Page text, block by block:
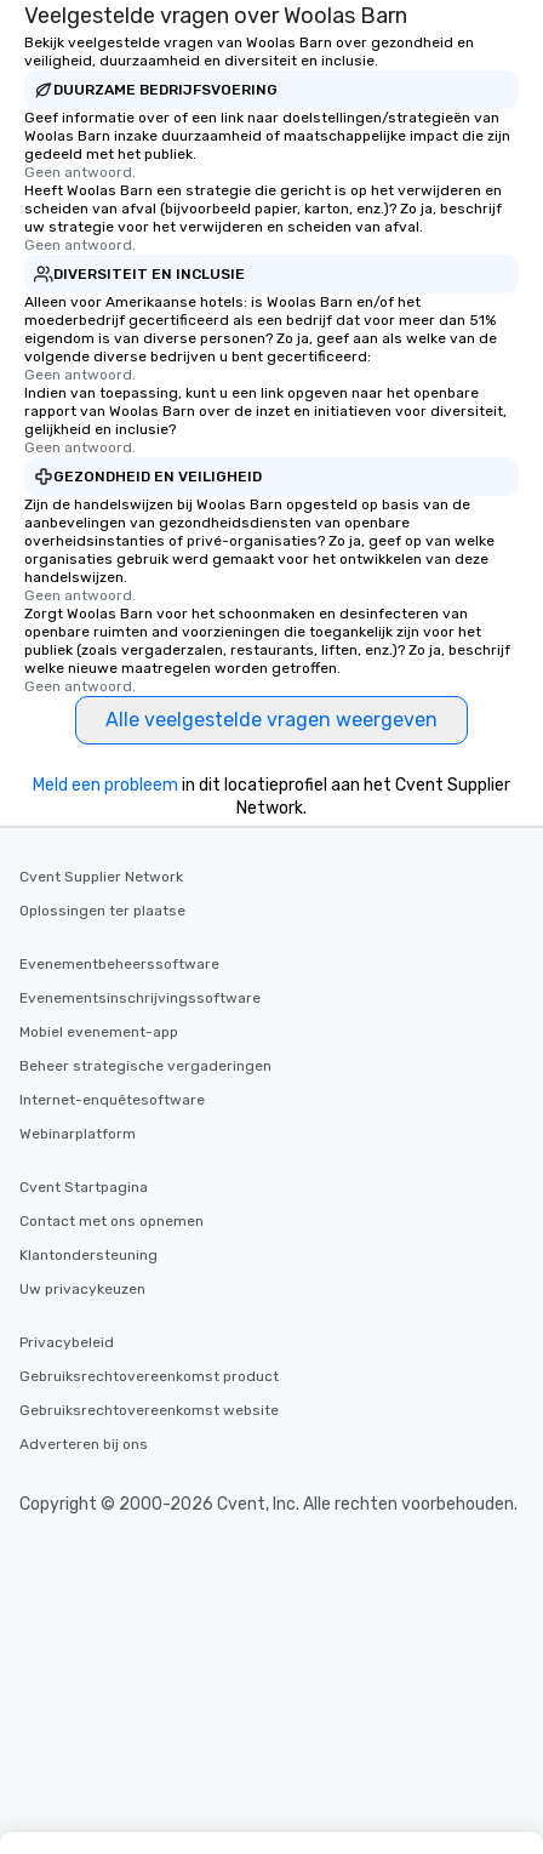
Veelgestelde vragen over Woolas Barn
Bekijk veelgestelde vragen van Woolas Barn over gezondheid en
veiligheid, duurzaamheid en diversiteit en inclusie.
DUURZAME BEDRIJFSVOERING
Geef informatie over of een link naar doelstellingen/strategieën van
Woolas Barn inzake duurzaamheid of maatschappelijke impact die zijn
gedeeld met het publiek.
Geen antwoord.
Heeft Woolas Barn een strategie die gericht is op het verwijderen en
scheiden van afval (bijvoorbeeld papier, karton, enz.)? Zo ja, beschrijf
uw strategie voor het verwijderen en scheiden van afval.
Geen antwoord.
DIVERSITEIT EN INCLUSIE
Alleen voor Amerikaanse hotels: is Woolas Barn en/of het
moederbedrijf gecertificeerd als een bedrijf dat voor meer dan 51%
eigendom is van diverse personen? Zo ja, geef aan als welke van de
volgende diverse bedrijven u bent gecertificeerd:
Geen antwoord.
Indien van toepassing, kunt u een link opgeven naar het openbare
rapport van Woolas Barn over de inzet en initiatieven voor diversiteit,
gelijkheid en inclusie?
Geen antwoord.
GEZONDHEID EN VEILIGHEID
Zijn de handelswijzen bij Woolas Barn opgesteld op basis van de
aanbevelingen van gezondheidsdiensten van openbare
overheidsinstanties of privé-organisaties? Zo ja, geef op van welke
organisaties gebruik werd gemaakt voor het ontwikkelen van deze
handelswijzen.
Geen antwoord.
Zorgt Woolas Barn voor het schoonmaken en desinfecteren van
openbare ruimten and voorzieningen die toegankelijk zijn voor het
publiek (zoals vergaderzalen, restaurants, liften, enz.)? Zo ja, beschrijf
welke nieuwe maatregelen worden getroffen.
Geen antwoord.
Alle veelgestelde vragen weergeven
Meld een probleem in dit locatieprofiel aan het Cvent Supplier
Network.
Cvent Supplier Network
Oplossingen ter plaatse
Evenementbeheerssoftware
Evenementsinschrijvingssoftware
Mobiel evenement-app
Beheer strategische vergaderingen
Internet-enquêtesoftware
Webinarplatform
Cvent Startpagina
Contact met ons opnemen
Klantondersteuning
Uw privacykeuzen
Privacybeleid
Gebruiksrechtovereenkomst product
Gebruiksrechtovereenkomst website
Adverteren bij ons
Copyright © 2000-2026 Cvent, Inc. Alle rechten voorbehouden.